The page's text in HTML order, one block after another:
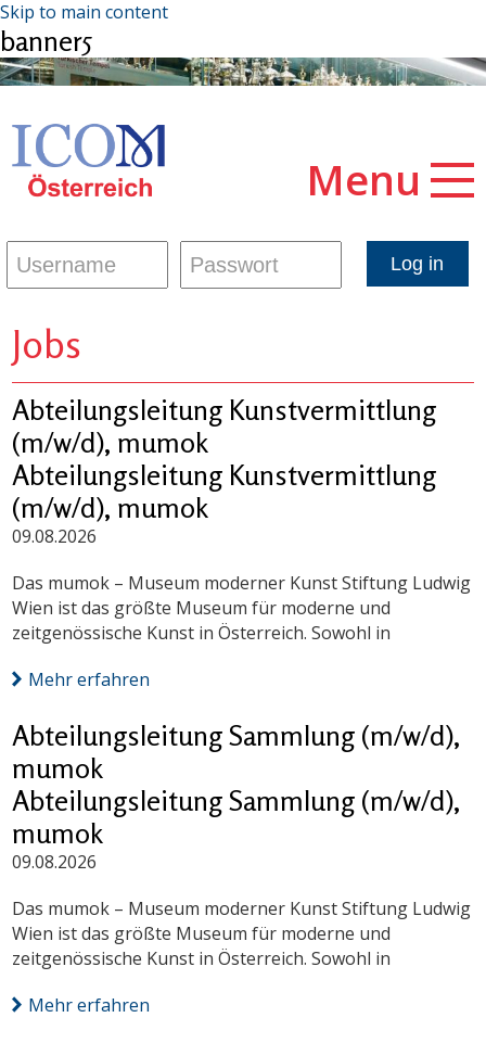
Skip to main content
banner5
Menu
Jobs
Abteilungsleitung Kunstvermittlung
(m/w/d), mumok
Abteilungsleitung Kunstvermittlung
(m/w/d), mumok
09.08.2026
Das mumok – Museum moderner Kunst Stiftung Ludwig
Wien ist das größte Museum für moderne und
zeitgenössische Kunst in Österreich. Sowohl in
Mehr erfahren
Abteilungsleitung Sammlung (m/w/d),
mumok
Abteilungsleitung Sammlung (m/w/d),
mumok
09.08.2026
Das mumok – Museum moderner Kunst Stiftung Ludwig
Wien ist das größte Museum für moderne und
zeitgenössische Kunst in Österreich. Sowohl in
Mehr erfahren